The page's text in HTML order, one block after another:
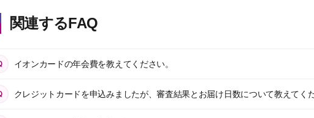
関連するFAQ
イオンカードの年会費を教えてください。
クレジットカードを申込みましたが、審査結果とお届け日数について教えてくだ